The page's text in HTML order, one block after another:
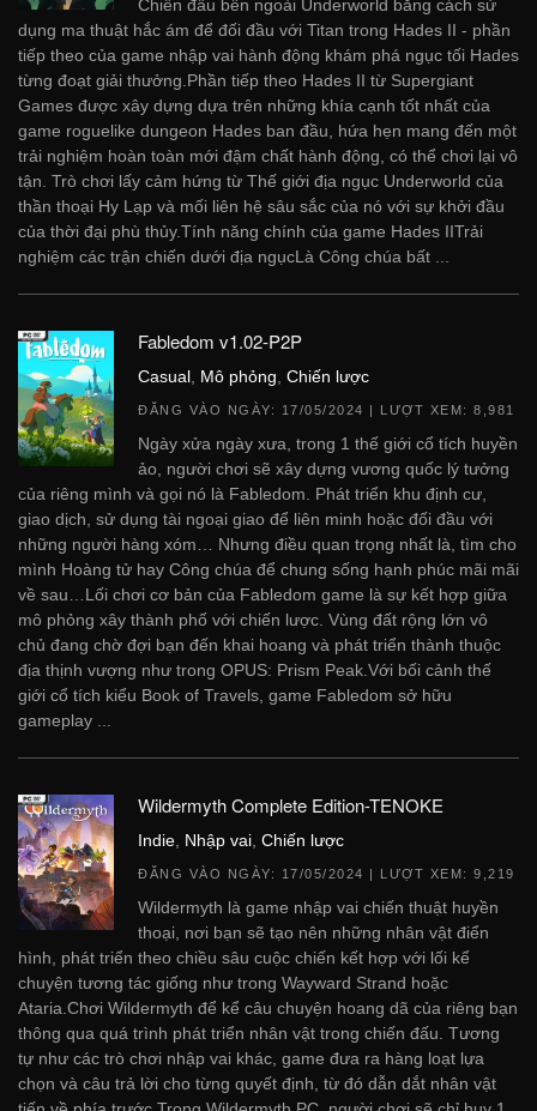
Chiến đấu bên ngoài Underworld bằng cách sử
dụng ma thuật hắc ám để đối đầu với Titan trong Hades II - phần
tiếp theo của game nhập vai hành động khám phá ngục tối Hades
từng đoạt giải thưởng.Phần tiếp theo Hades II từ Supergiant
Games được xây dựng dựa trên những khía cạnh tốt nhất của
game roguelike dungeon Hades ban đầu, hứa hẹn mang đến một
trải nghiệm hoàn toàn mới đậm chất hành động, có thể chơi lại vô
tận. Trò chơi lấy cảm hứng từ Thế giới địa ngục Underworld của
thần thoại Hy Lạp và mối liên hệ sâu sắc của nó với sự khởi đầu
của thời đại phù thủy.Tính năng chính của game Hades IITrải
nghiệm các trận chiến dưới địa ngụcLà Công chúa bất ...
Fabledom v1.02-P2P
Casual Mô phỏng Chiến lược
ĐĂNG VÀO NGÀY: 17/05/2024 | LƯỢT XEM: 8,981
Ngày xửa ngày xưa, trong 1 thế giới cổ tích huyền
ảo, người chơi sẽ xây dựng vương quốc lý tưởng
của riêng mình và gọi nó là Fabledom. Phát triển khu định cư,
giao dịch, sử dụng tài ngoại giao để liên minh hoặc đối đầu với
những người hàng xóm… Nhưng điều quan trọng nhất là, tìm cho
mình Hoàng tử hay Công chúa để chung sống hạnh phúc mãi mãi
về sau…Lối chơi cơ bản của Fabledom game là sự kết hợp giữa
mô phỏng xây thành phố với chiến lược. Vùng đất rộng lớn vô
chủ đang chờ đợi bạn đến khai hoang và phát triển thành thuộc
địa thịnh vượng như trong OPUS: Prism Peak.Với bối cảnh thế
giới cổ tích kiểu Book of Travels, game Fabledom sở hữu
gameplay ...
Wildermyth Complete Edition-TENOKE
Indie Nhập vai Chiến lược
ĐĂNG VÀO NGÀY: 17/05/2024 | LƯỢT XEM: 9,219
Wildermyth là game nhập vai chiến thuật huyền
thoại, nơi bạn sẽ tạo nên những nhân vật điển
hình, phát triển theo chiều sâu cuộc chiến kết hợp với lối kể
chuyện tương tác giống như trong Wayward Strand hoặc
Ataria.Chơi Wildermyth để kể câu chuyện hoang dã của riêng bạn
thông qua quá trình phát triển nhân vật trong chiến đấu. Tương
tự như các trò chơi nhập vai khác, game đưa ra hàng loạt lựa
chọn và câu trả lời cho từng quyết định, từ đó dẫn dắt nhân vật